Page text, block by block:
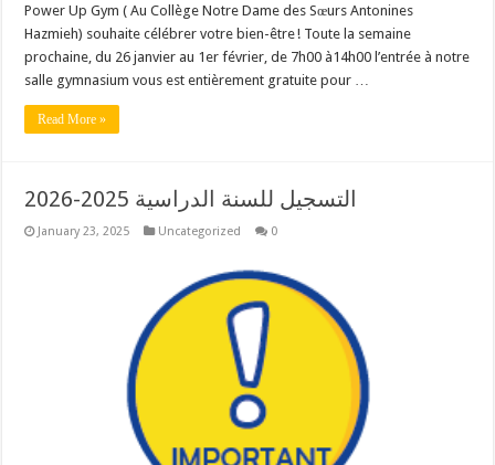
Power Up Gym ( Au Collège Notre Dame des Sœurs Antonines
Hazmieh) souhaite célébrer votre bien-être ! Toute la semaine
prochaine, du 26 janvier au 1er février, de 7h00 à14h00 l’entrée à notre
salle gymnasium vous est entièrement gratuite pour …
Read More »
التسجيل للسنة الدراسية 2025-2026
January 23, 2025 Uncategorized 0